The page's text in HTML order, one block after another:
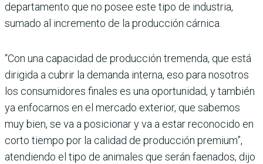
departamento que no posee este tipo de industria,
sumado al incremento de la producción cárnica.
“Con una capacidad de producción tremenda, que está
dirigida a cubrir la demanda interna, eso para nosotros
los consumidores finales es una oportunidad, y también
ya enfocarnos en el mercado exterior, que sabemos
muy bien, se va a posicionar y va a estar reconocido en
corto tiempo por la calidad de producción premium”,
atendiendo el tipo de animales que serán faenados, dijo